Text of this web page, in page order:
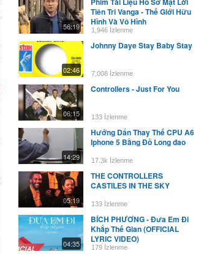
56:19
Tiên Tri Vanga - Thế Giới Hữu
Hình Và Vô Hình
1,946 İzlenme
02:46
Johnny Daye Stay Baby Stay
7,008 İzlenme
06:15
Controllers - Just For You
133 İzlenme
14:29
Hướng Dẩn Thay Thế CPU A6
Iphone 5 Bằng Đồ Long đao
17.3k İzlenme
05:19
THE CONTROLLERS
CASTILES IN THE SKY
133 İzlenme
04:35
BÍCH PHƯƠNG - Đưa Em Đi
Khắp Thế Gian (OFFICIAL
LYRIC VIDEO)
179 İzlenme